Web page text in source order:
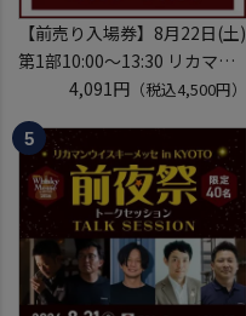
【前売り入場券】8月22日(土)
第1部10:00～13:30 リカマン
ウイスキーメッセ in京都
2026 1枚
入場券となるeチケットは【8
月中旬】にメールにて配信予
定
※代引き決済不可
4,091円（税込4,500円）